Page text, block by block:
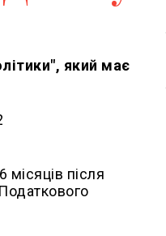
який має
після